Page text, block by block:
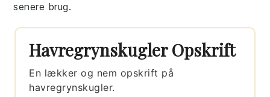
senere brug.
Havregrynskugler Opskrift
En lækker og nem opskrift på
havregrynskugler.